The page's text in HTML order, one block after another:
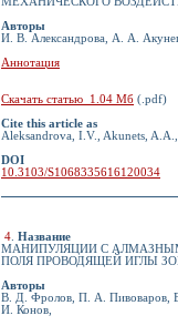
Авторы
И. В. Александрова, А. А.
Аннотация
Скачать статью 1.04 Мб (.pdf)
Cite this article as
Aleksandrova, I.V., Akunets,
DOI
10.3103/S1068335616120034
4 Название
МАНИПУЛЯЦИИ С
ПОЛЯ ПРОВОДЯЩЕЙ ИГЛЫ
Авторы
В. Д. Фролов, П. А. Пивоваров,
И. Конов,